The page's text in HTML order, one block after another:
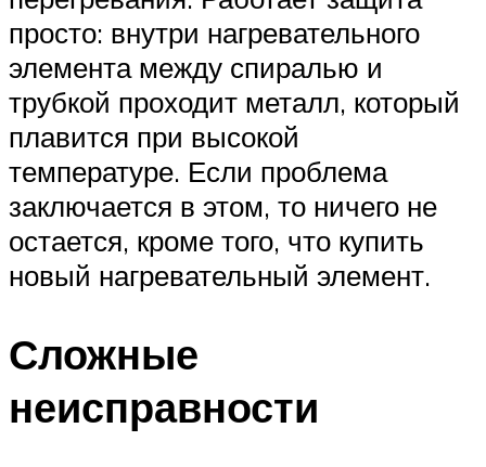
просто: внутри нагревательного
элемента между спиралью и
трубкой проходит металл, который
плавится при высокой
температуре. Если проблема
заключается в этом, то ничего не
остается, кроме того, что купить
новый нагревательный элемент.
Сложные
неисправности